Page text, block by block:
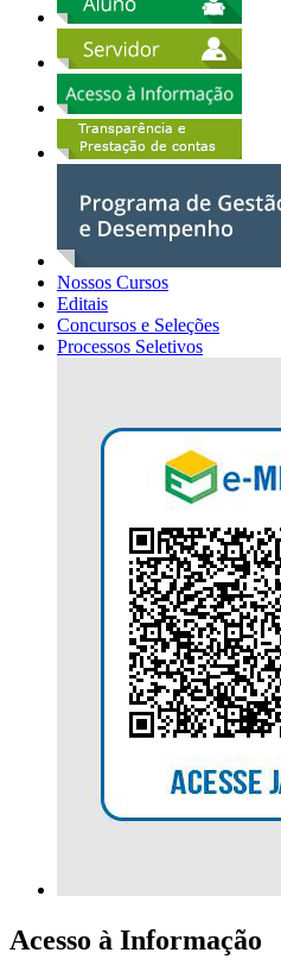
Nossos Cursos
Editais
Concursos e Seleções
Processos Seletivos
Acesso à Informação